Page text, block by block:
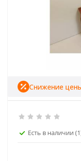
Есть в наличии
Снижение